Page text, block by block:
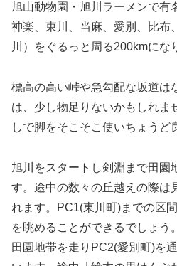
旭山動物園・旭川ラーメンで有
神楽、東川、当麻、愛別、比布
川）をぐるっと周る200kmにな
標高の高い峠や急勾配な坂道は
は、少し物足りないかもしれま
しで脚をそこそこ使いちょうど
旭川をスタートし剣淵まで田園
す。途中の数々の丘越えの際は
れます。PC1(東川町)までの区
を眺めることができるでしょう。
田園地帯を走りPC2(愛別町)を